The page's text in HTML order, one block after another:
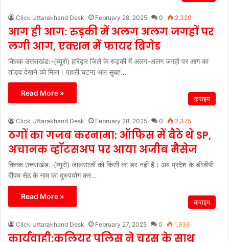
Click Uttarakhand Desk February 28, 2025 0 2,320
आग ही आग: रुड़की में अलग अलग जगहों पर
लगी आग, एक्शन में फायर ब्रिगेड
क्लिक उत्तराखंड:-(ब्यूरो) हरिद्वार जिले के रुड़की में अलग-अलग जगहो पर आग का
तांडव देखने को मिला। पहली घटना अल सुबह…
Read More »
क्राइम
Click Uttarakhand Desk February 28, 2025 0 2,375
ठगों का गजब करनामा: ऑफिस में बैठे थे SP,
अचानक व्हॉटसअप पर आया अजीब मैसेज
क्लिक उत्तराखंड:-(ब्यूरो) जालसाजों को किसी का डर नहीं है। अब प्रदेश के डीजीपी
दीपम सेठ के नाम का दुरुपयोग कर…
Read More »
क्राइम
Click Uttarakhand Desk February 27, 2025 0 1,936
कार्यवाही:कलियर पुलिस ने चरस के साथ